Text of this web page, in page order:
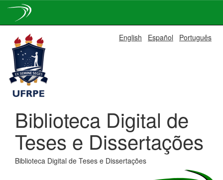
navigation
English Español Português
Biblioteca Digital de
Teses e Dissertações
Biblioteca Digital de Teses e Dissertações